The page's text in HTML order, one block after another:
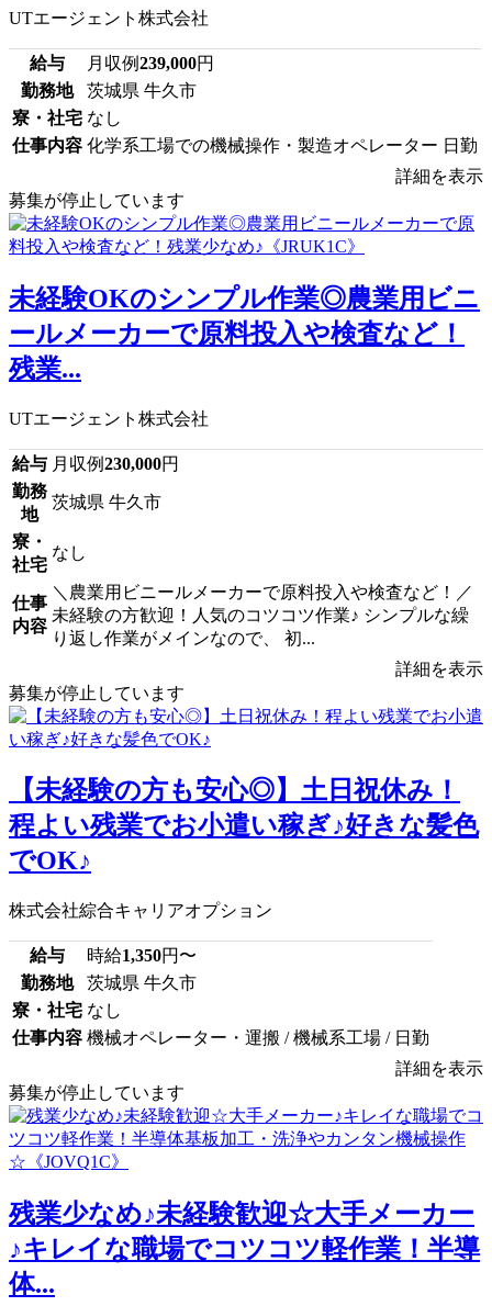
UTエージェント株式会社
給与 月収例239,000円
勤務地
茨城県 牛久市
寮・社宅 なし
仕事内容 化学系工場での機械操作・製造オペレーター 日勤
詳細を表示
募集が停止しています
未経験OKのシンプル作業◎農業用ビニ
ールメーカーで原料投入や検査など！
残業...
UTエージェント株式会社
給与 月収例230,000円
勤務
地
茨城県 牛久市
寮・
社宅
なし
仕事
内容
＼農業用ビニールメーカーで原料投入や検査など！／
未経験の方歓迎！人気のコツコツ作業♪ シンプルな繰
り返し作業がメインなので、 初...
詳細を表示
募集が停止しています
【未経験の方も安心◎】土日祝休み！
程よい残業でお小遣い稼ぎ♪好きな髪色
でOK♪
株式会社綜合キャリアオプション
給与 時給1,350円〜
勤務地
茨城県 牛久市
寮・社宅 なし
仕事内容 機械オペレーター・運搬 / 機械系工場 / 日勤
詳細を表示
募集が停止しています
残業少なめ♪未経験歓迎☆大手メーカー
♪キレイな職場でコツコツ軽作業！半導
体...